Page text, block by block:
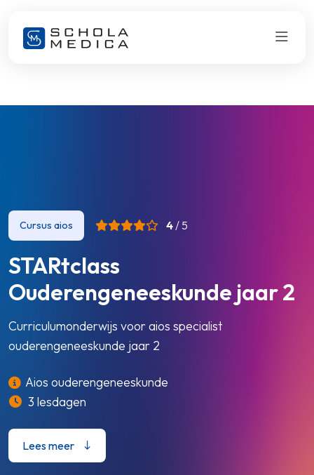
Cursus aios 4/ 5
STARtclass
Ouderengeneeskunde jaar 2
Curriculumonderwijs voor aios specialist
ouderengeneeskunde jaar 2
Aios ouderengeneeskunde
3 lesdagen
Lees meer